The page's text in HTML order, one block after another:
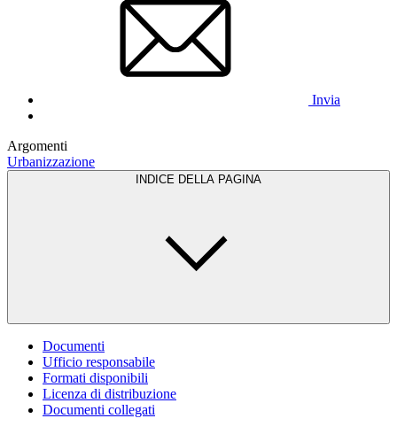
Invia
Argomenti
Urbanizzazione
INDICE DELLA PAGINA
Documenti
Ufficio responsabile
Formati disponibili
Licenza di distribuzione
Documenti collegati